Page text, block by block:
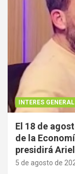
INTERES GENERAL
El 18 de
de la
presidirá
5 de agosto de